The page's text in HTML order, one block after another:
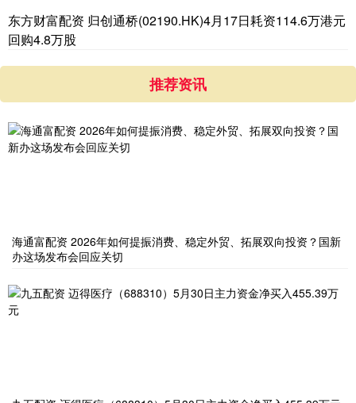
东方财富配资 归创通桥(02190.HK)4月17日耗资114.6万港元
回购4.8万股
推荐资讯
海通富配资 2026年如何提振消费、稳定外贸、拓展双向投资？国新
办这场发布会回应关切